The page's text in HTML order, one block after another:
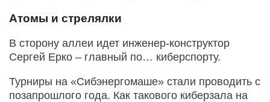
Атомы и стрелялки
В сторону аллеи идет инженер-конструктор
Сергей Ерко – главный по… киберспорту.
Турниры на «Сибэнергомаше» стали проводить с
позапрошлого года. Как такового киберзала на